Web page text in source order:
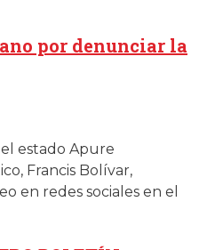
por denunciar la
estado Apure
Francis Bolívar,
en redes sociales en el